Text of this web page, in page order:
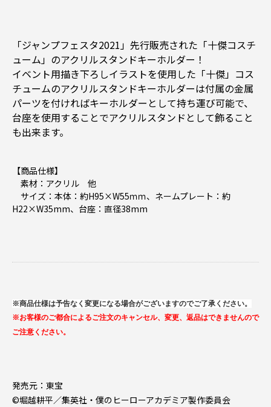
「ジャンプフェスタ2021」先行販売された「十傑コスチ
ューム」のアクリルスタンドキーホルダー！
イベント用描き下ろしイラストを使用した「十傑」コス
チュームのアクリルスタンドキーホルダーは付属の金属
パーツを付ければキーホルダーとして持ち運び可能で、
台座を使用することでアクリルスタンドとして飾ること
も出来ます。
【商品仕様】
素材：アクリル 他
サイズ： 本体：約H95×W55ｍｍ、ネームプレート：約
H22×W35mm、台座：直径38mm
※商品仕様は予告なく変更になる場合がございますのでご了承ください。
※お客様のご都合によるご注文のキャンセル、変更、返品はできませんので
ご注意ください。
発売元：東宝
©堀越耕平／集英社・僕のヒーローアカデミア製作委員会